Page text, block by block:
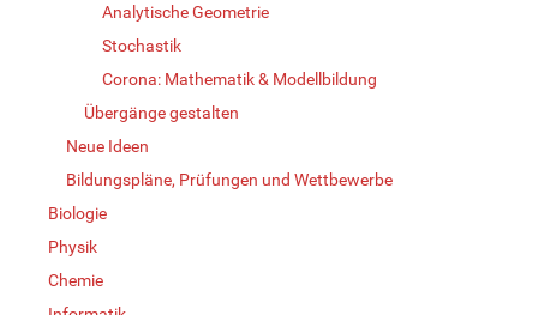
Analytische Geometrie
Stochastik
Corona: Mathematik & Modellbildung
Übergänge gestalten
Neue Ideen
Bildungspläne, Prüfungen und Wettbewerbe
Biologie
Physik
Chemie